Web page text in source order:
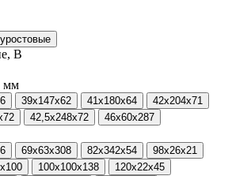
В
мм
39x147x62 41x180x64
42x204x71
42,5x248x72
46x60x287
69x63x308 82x342x54
98x26x21
100x100x138
120x22x45